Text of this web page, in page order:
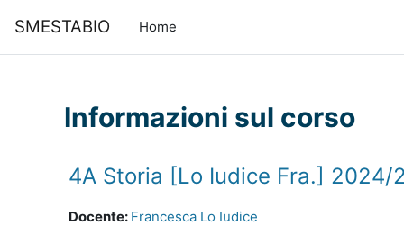
SMESTABIO Home
Informazioni sul corso
4A Storia [Lo Iudice Fra.] 2024/
Docente: Francesca Lo Iudice